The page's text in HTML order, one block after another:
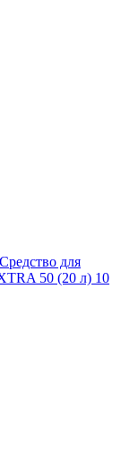
Средство для
50 (20 л) 10